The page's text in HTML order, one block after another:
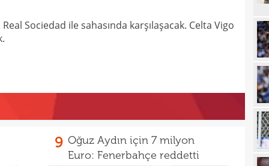
Sociedad ile sahasında karşılaşacak. Celta Vigo
9 Oğuz Aydın için 7 milyon
Euro: Fenerbahçe reddetti